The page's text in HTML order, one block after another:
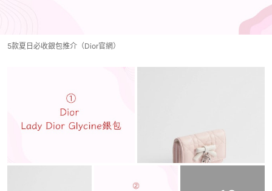
5款夏日必收銀包推介（Dior官網）